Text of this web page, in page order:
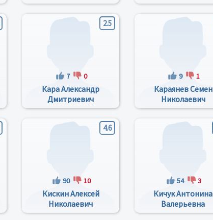
2.5
7 0
Кара Александр
Дмитриевич
9 1
Караянев Семен
Николаевич
4.6
90 10
Кискин Алексей
Николаевич
54 3
Кичук Антонина
Валерьевна